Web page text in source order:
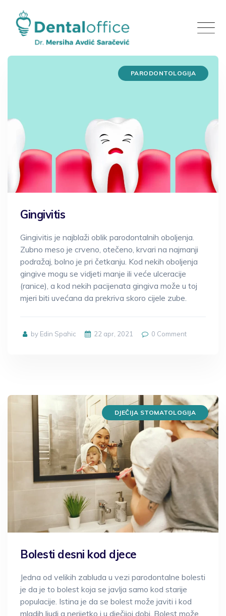
content
PARODONTOLOGIJA
Gingivitis
Gingivitis je najblaži oblik parodontalnih oboljenja.
Zubno meso je crveno, otečeno, krvari na najmanji
podražaj, bolno je pri četkanju. Kod nekih oboljenja
gingive mogu se vidjeti manje ili veće ulceracije
(ranice), a kod nekih pacijenata gingiva može u toj
mjeri biti uvećana da prekriva skoro cijele zube.
by Edin Spahic 22 apr, 2021 0 Comment
DJEČIJA STOMATOLOGIJA
Bolesti desni kod djece
Jedna od velikih zabluda u vezi parodontalne bolesti
je da je to bolest koja se javlja samo kod starije
populacije. Istina je da se bolest može javiti i kod
mladih ljudi a nerijetko i u dječijoj dobi. Bolest može